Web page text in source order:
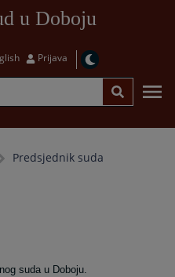
u Doboju
Prijava
Predsjednik suda
suda u Doboju.